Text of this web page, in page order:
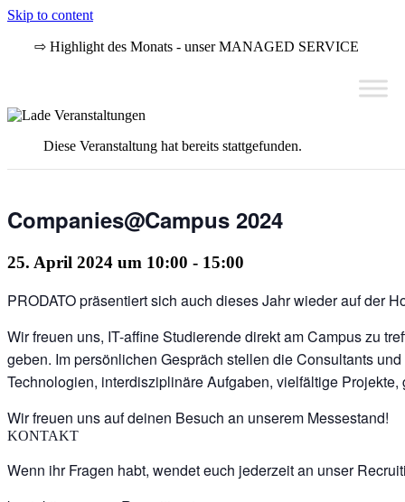
Skip to content
⇨ Highlight des Monats - unser MANAGED SERVICE
Diese Veranstaltung hat bereits stattgefunden.
Companies@Campus 2024
25. April 2024 um 10:00 - 15:00
PRODATO präsentiert sich auch dieses Jahr wieder auf der
Wir freuen uns, IT-affine Studierende direkt am Campus zu
geben. Im persönlichen Gespräch stellen die Consultants
Technologien, interdisziplinäre Aufgaben, vielfältige
Wir freuen uns auf deinen Besuch an unserem Messestand!
KONTAKT
Wenn ihr Fragen habt, wendet euch jederzeit an unser